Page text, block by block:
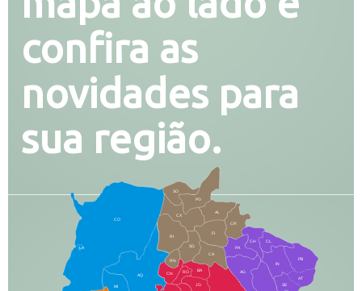
confira as
novidades para
sua região.
CO
AQ
MI
CX
RI
AL
CR
FI
SG
BA
CA
PA
CH CL
PB
SE
AG
RO
JG
IN
RN
CN
AT
PG
SO
LA